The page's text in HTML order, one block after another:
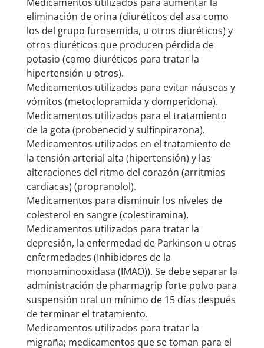
eliminación de orina (diuréticos del asa como
los del grupo furosemida, u otros diuréticos) y
otros diuréticos que producen pérdida de
potasio (como diuréticos para tratar la
hipertensión u otros).
Medicamentos utilizados para evitar náuseas y
vómitos (metoclopramida y domperidona).
Medicamentos utilizados para el tratamiento
de la gota (probenecid y sulfinpirazona).
Medicamentos utilizados en el tratamiento de
la tensión arterial alta (hipertensión) y las
alteraciones del ritmo del corazón (arritmias
cardiacas) (propranolol).
Medicamentos para disminuir los niveles de
colesterol en sangre (colestiramina).
Medicamentos utilizados para tratar la
depresión, la enfermedad de Parkinson u otras
enfermedades (Inhibidores de la
monoaminooxidasa (IMAO)). Se debe separar la
administración de pharmagrip forte polvo para
suspensión oral un mínimo de 15 días después
de terminar el tratamiento.
Medicamentos utilizados para tratar la
migraña; medicamentos que se toman para el